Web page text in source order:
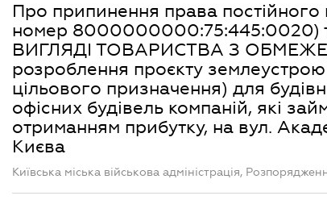
Про припинення права
номер
ВИГЛЯДІ ТОВАРИСТВА З
розроблення проєкту
цільового призначення) для
офісних будівель компаній, які
отриманням прибутку, на вул.
Києва
Київська міська військова адміністрація,